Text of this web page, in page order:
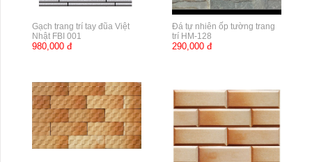
Gạch trang trí tay đũa Việt
Nhật FBI 001
980,000 đ
Đá tự nhiên ốp tường trang
trí HM-128
290,000 đ